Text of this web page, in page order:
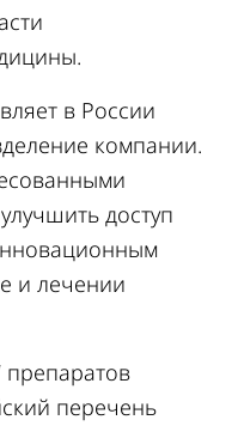
в России
компании.
доступ
и лечении
перечень